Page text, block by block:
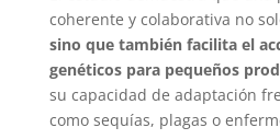
coherente y colaborativa no
sino que también facilita el
genéticos para pequeños
su capacidad de adaptación
como sequías, plagas o